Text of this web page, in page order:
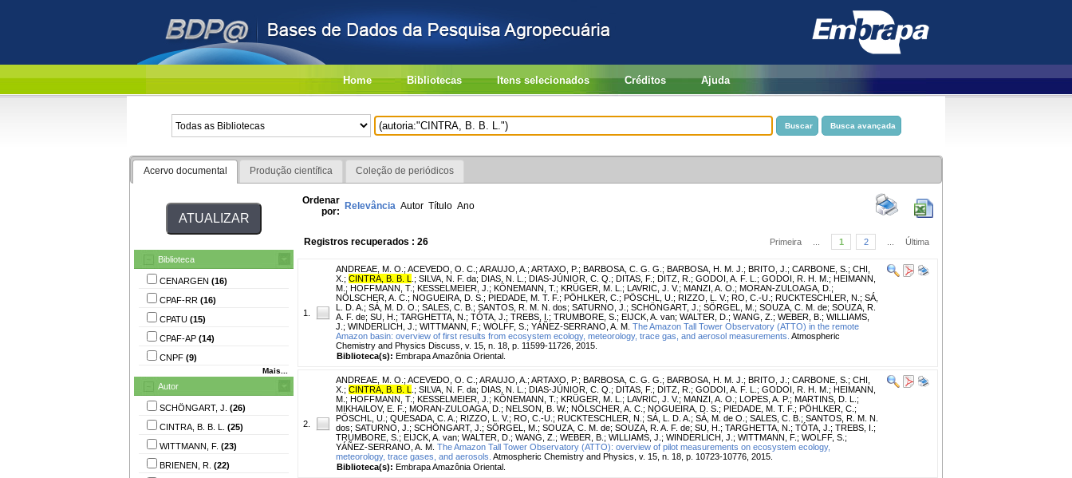
Home Bibliotecas Itens selecionados Créditos Ajuda
Acervo documental Produção científica Coleção de periódicos
Biblioteca
CENARGEN (16)
CPAF-RR (16)
CPATU (15)
CPAF-AP (14)
CNPF (9)
Mais...
Autor
SCHÖNGART, J. (26)
CINTRA, B. B. L. (25)
WITTMANN, F. (23)
BRIENEN, R. (22)
Ordenar
por: Relevância Autor Título Ano
Registros recuperados : 26 Primeira 1 2 Última
1.
ANDREAE, M. O. ; ACEVEDO, O. C. ; ARAUJO, A. ; ARTAXO, P. ; BARBOSA, C. G. G. ; BARBOSA, H. M. J. ; BRITO, J. ; CARBONE, S. ; CHI,
X. ; CINTRA, B. B. L ; SILVA, N. F. da; DIAS, N. L. ; DIAS-JÚNIOR, C. Q. ; DITAS, F. ; DITZ, R. ; GODOI, A. F. L. ; GODOI, R. H. M. ; HEIMANN,
M. ; HOFFMANN, T. ; KESSELMEIER, J. ; KÖNEMANN, T. ; KRÜGER, M. L. ; LAVRIC, J. V.; MANZI, A. O. ; MORAN-ZULOAGA, D. ;
NÖLSCHER, A. C. ; NOGUEIRA, D. S. ; PIEDADE, M. T. F. ; PÖHLKER, C. ; PÖSCHL, U. ; RIZZO, L. V.; RO, C.-U. ; RUCKTESCHLER, N. ; SÁ,
L. D. A. ; SÁ, M. D. O. ; SALES, C. B. ; SANTOS, R. M. N. dos; SATURNO, J. ; SCHÖNGART, J. ; SÖRGEL, M. ; SOUZA, C. M. de; SOUZA, R.
A. F. de; SU, H. ; TARGHETTA, N. ; TÓTA, J. ; TREBS, I. ; TRUMBORE, S. ; EIJCK, A. van; WALTER, D. ; WANG, Z. ; WEBER, B. ; WILLIAMS,
J. ; WINDERLICH, J. ; WITTMANN, F. ; WOLFF, S. ; YÁÑEZ-SERRANO, A. M. The Amazon Tall Tower Observatory (ATTO) in the remote
Amazon basin: overview of first results from ecosystem ecology, meteorology, trace gas, and aerosol measurements. Atmospheric
Chemistry and Physics Discuss, v. 15, n. 18, p. 11599-11726, 2015.
Biblioteca(s): Embrapa Amazônia Oriental.
2.
ANDREAE, M. O. ; ACEVEDO, O. C. ; ARAUJO, A. ; ARTAXO, P. ; BARBOSA, C. G. G. ; BARBOSA, H. M. J. ; BRITO, J. ; CARBONE, S. ; CHI,
X. ; CINTRA, B. B. L ; SILVA, N. F. da; DIAS, N. L. ; DIAS-JÚNIOR, C. Q. ; DITAS, F. ; DITZ, R. ; GODOI, A. F. L. ; GODOI, R. H. M. ; HEIMANN,
M. ; HOFFMANN, T. ; KESSELMEIER, J. ; KÖNEMANN, T. ; KRÜGER, M. L. ; LAVRIC, J. V.; MANZI, A. O. ; LOPES, A. P. ; MARTINS, D. L. ;
MIKHAILOV, E. F. ; MORAN-ZULOAGA, D. ; NELSON, B. W.; NÖLSCHER, A. C. ; NOGUEIRA, D. S. ; PIEDADE, M. T. F. ; PÖHLKER, C. ;
PÖSCHL, U. ; QUESADA, C. A. ; RIZZO, L. V.; RO, C.-U. ; RUCKTESCHLER, N. ; SÁ, L. D. A. ; SÁ, M. de O. ; SALES, C. B. ; SANTOS, R. M. N.
dos; SATURNO, J. ; SCHÖNGART, J. ; SÖRGEL, M. ; SOUZA, C. M. de; SOUZA, R. A. F. de; SU, H. ; TARGHETTA, N. ; TÓTA, J. ; TREBS, I. ;
TRUMBORE, S. ; EIJCK, A. van; WALTER, D. ; WANG, Z. ; WEBER, B. ; WILLIAMS, J. ; WINDERLICH, J. ; WITTMANN, F. ; WOLFF, S. ;
YÁÑEZ-SERRANO, A. M. The Amazon Tall Tower Observatory (ATTO): overview of pilot measurements on ecosystem ecology,
meteorology, trace gases, and aerosols. Atmospheric Chemistry and Physics, v. 15, n. 18, p. 10723-10776, 2015.
Biblioteca(s): Embrapa Amazônia Oriental.